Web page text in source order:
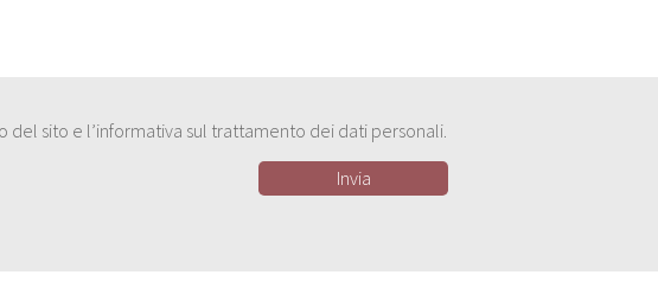
sito e l’informativa sul trattamento dei dati personali.